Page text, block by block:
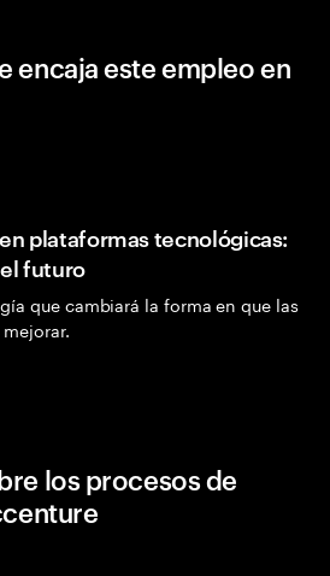
encaja este empleo en
plataformas tecnológicas:
futuro
que cambiará la forma en que las
los procesos de